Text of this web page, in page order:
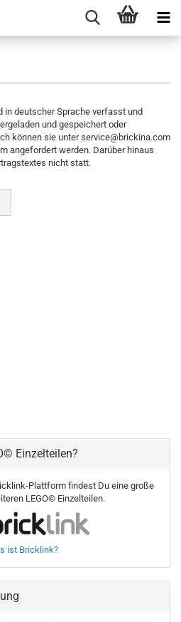
in deutscher Sprache verfasst und
und gespeichert oder
können sie unter service@brickina.com
angefordert werden. Darüber hinaus
nicht statt.
Einzelteilen?
Plattform findest Du eine große
LEGO© Einzelteilen.
ist Bricklink?